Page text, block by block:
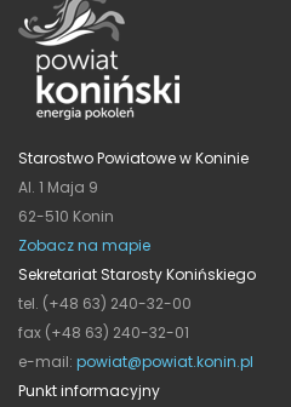
Starostwo Powiatowe w Koninie
Al. 1 Maja 9
62-510 Konin
Zobacz na mapie
Sekretariat Starosty Konińskiego
tel. (+48 63) 240-32-00
fax (+48 63) 240-32-01
e-mail: powiat@powiat.konin.pl
Punkt informacyjny